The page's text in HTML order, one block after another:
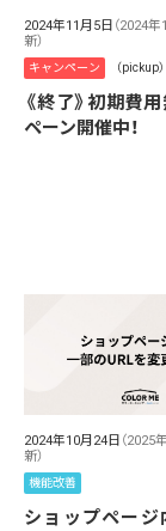
2024年11月5日 （2024
新）
キャンペーン （pickup）
《終了》初期費
ペーン開催中！
2024年10月24日 （2025
新）
機能改善
ショップページ